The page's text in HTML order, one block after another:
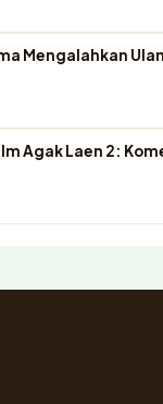
Mengalahkan
Agak Laen 2: